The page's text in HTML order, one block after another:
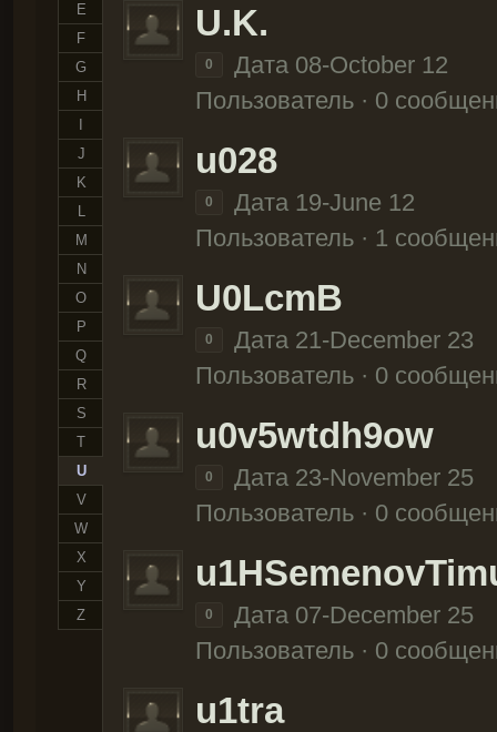
E
F
G
H
J
K
L
M
N
O
P
Q
R
S
T
U
V
W
X
Y
Z
U.K.
0
Дата 08-October 12
Пользователь · 0
u028
0
Дата 19-June 12
Пользователь · 1
U0LcmB
0
Дата 21-December 23
Пользователь · 0
u0v5wtdh9ow
0
Дата 23-November 25
Пользователь · 0
0
Дата 07-December 25
Пользователь · 0
u1tra